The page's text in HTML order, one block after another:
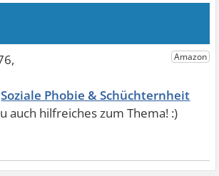
Soziale Phobie & Schüchternheit